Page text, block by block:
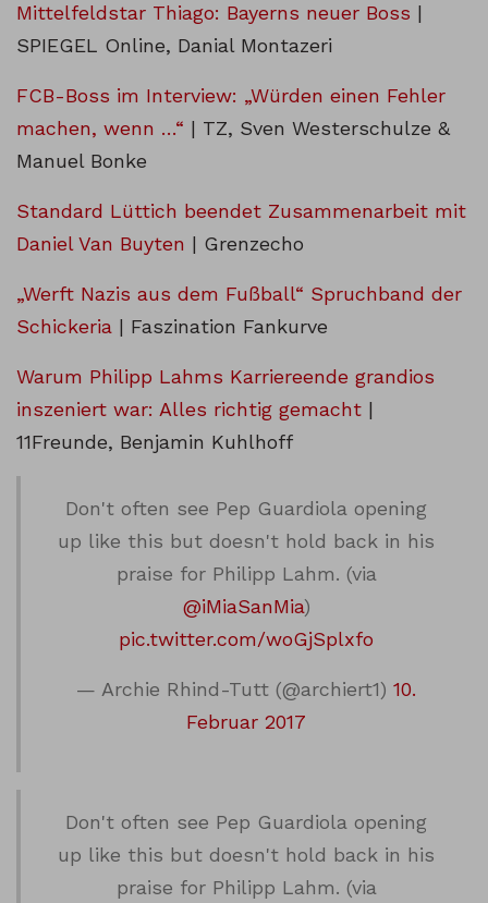
Mittelfeldstar Thiago: Bayerns neuer Boss |
SPIEGEL Online, Danial Montazeri
FCB-Boss im Interview: „Würden einen Fehler
machen, wenn …“ | TZ, Sven Westerschulze &
Manuel Bonke
Standard Lüttich beendet Zusammenarbeit mit
Daniel Van Buyten | Grenzecho
„Werft Nazis aus dem Fußball“ Spruchband der
Schickeria | Faszination Fankurve
Warum Philipp Lahms Karriereende grandios
inszeniert war: Alles richtig gemacht |
11Freunde, Benjamin Kuhlhoff
Don't often see Pep Guardiola opening
up like this but doesn't hold back in his
praise for Philipp Lahm. (via
@iMiaSanMia)
pic.twitter.com/woGjSplxfo
— Archie Rhind-Tutt (@archiert1) 10.
Februar 2017
Don't often see Pep Guardiola opening
up like this but doesn't hold back in his
praise for Philipp Lahm. (via